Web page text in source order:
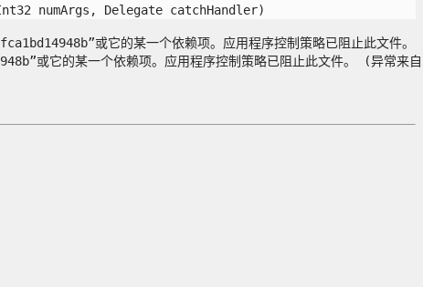
numArgs, Delegate catchHandler)
或它的某一个依赖项。应用程序控制策略已阻止此文件。 (
的某一个依赖项。应用程序控制策略已阻止此文件。 (异常来自